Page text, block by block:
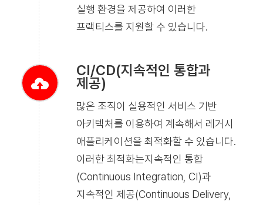
실행 환경을 제공하여 이러한
프랙티스를 지원할 수 있습니다.
CI/CD(지속적인 통합과
제공)
많은 조직이 실용적인 서비스 기반
아키텍처를 이용하여 계속해서 레거시
애플리케이션을 최적화할 수 있습니다.
이러한 최적화는지속적인 통합
(Continuous Integration, CI)과
지속적인 제공(Continuous Delivery,